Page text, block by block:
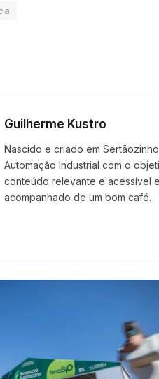
Guilherme Kustro
Nascido e criado em
Automação Industrial com o
conteúdo relevante e acessível
acompanhado de um bom café.